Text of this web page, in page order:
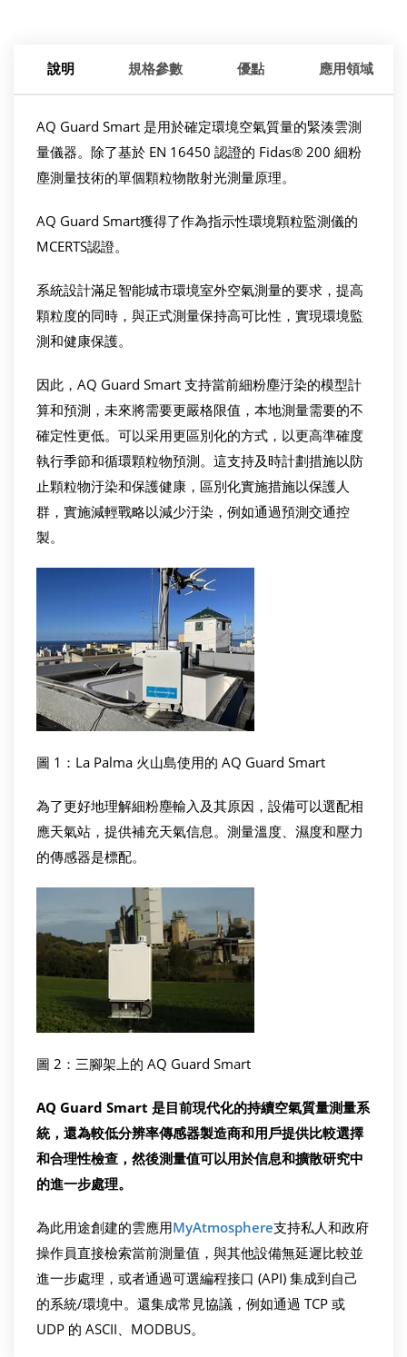
說明 規格參數 優點 應用領域
AQ Guard Smart 是用於確定環境空氣質量的緊湊雲測
量儀器。除了基於 EN 16450 認證的 Fidas® 200 細粉
塵測量技術的單個顆粒物散射光測量原理。
AQ Guard Smart獲得了作為指示性環境顆粒監測儀的
MCERTS認證。
系統設計滿足智能城市環境室外空氣測量的要求，提高
顆粒度的同時，與正式測量保持高可比性，實現環境監
測和健康保護。
因此，AQ Guard Smart 支持當前細粉塵汙染的模型計
算和預測，未來將需要更嚴格限值，本地測量需要的不
確定性更低。可以采用更區別化的方式，以更高準確度
執行季節和循環顆粒物預測。這支持及時計劃措施以防
止顆粒物汙染和保護健康，區別化實施措施以保護人
群，實施減輕戰略以減少汙染，例如通過預測交通控
製。
圖 1：La Palma 火山島使用的 AQ Guard Smart
為了更好地理解細粉塵輸入及其原因，設備可以選配相
應天氣站，提供補充天氣信息。測量溫度、濕度和壓力
的傳感器是標配。
圖 2：三腳架上的 AQ Guard Smart
AQ Guard Smart 是目前現代化的持續空氣質量測量系
統，還為較低分辨率傳感器製造商和用戶提供比較選擇
和合理性檢查，然後測量值可以用於信息和擴散研究中
的進一步處理。
為此用途創建的雲應用MyAtmosphere支持私人和政府
操作員直接檢索當前測量值，與其他設備無延遲比較並
進一步處理，或者通過可選編程接口 (API) 集成到自己
的系統/環境中。還集成常見協議，例如通過 TCP 或
UDP 的 ASCII、MODBUS。